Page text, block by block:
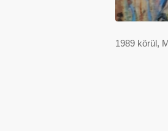
1989 körül,